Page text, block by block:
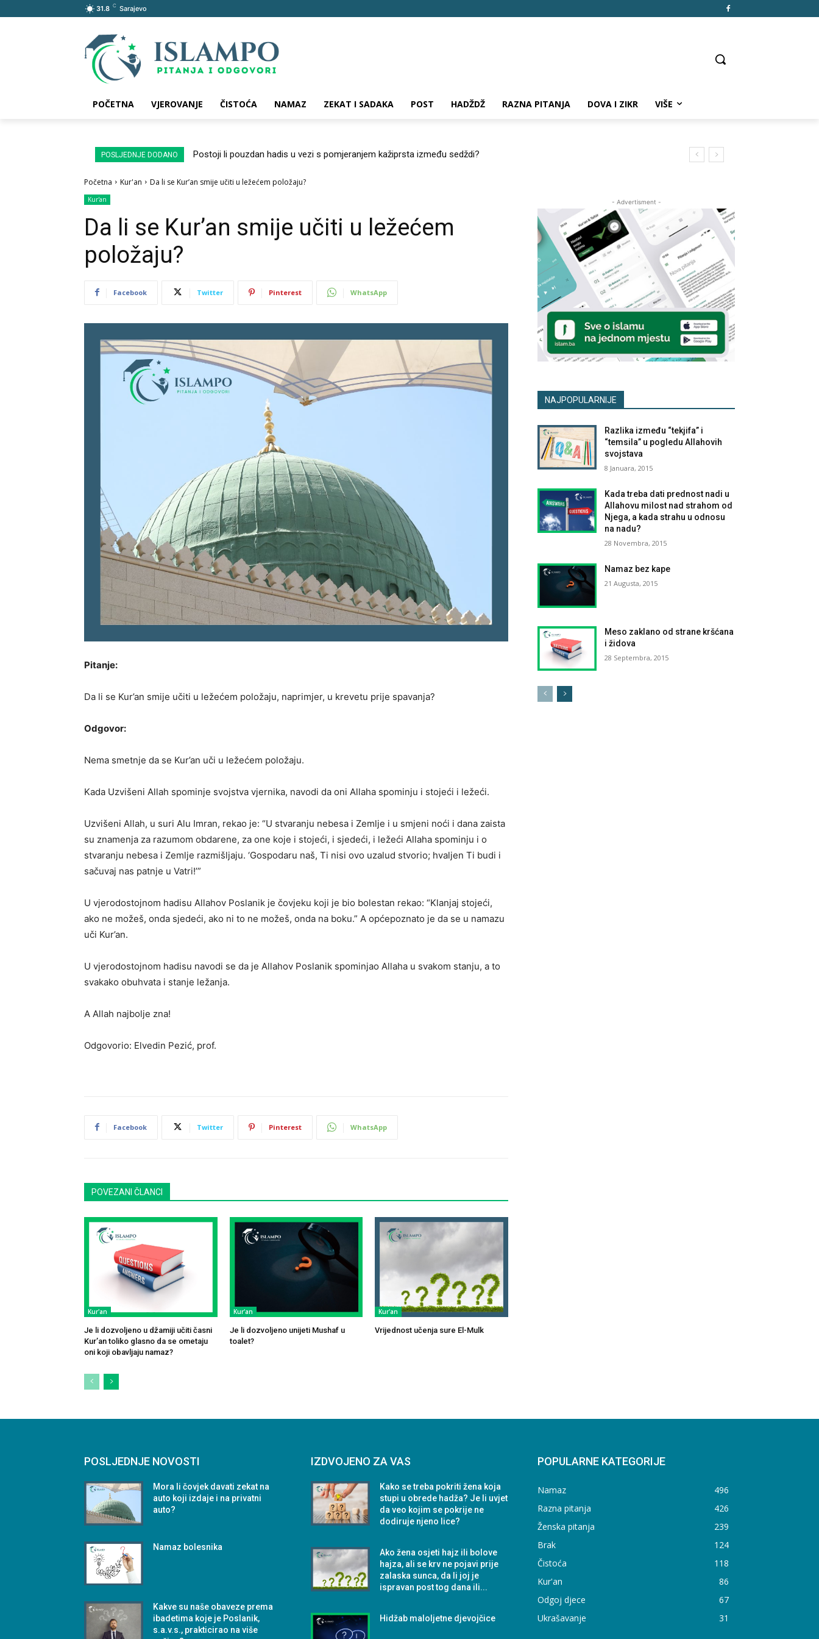
31.8 C Sarajevo
POČETNA VJEROVANJE ČISTOĆA NAMAZ ZEKAT I SADAKA POST HADŽDŽ RAZNA PITANJA DOVA I ZIKR VIŠE
POSLJEDNJE DODANO Postoji li pouzdan hadis u vezi s pomjeranjem kažiprsta između sedždi?
Početna Kur'an Da li se Kur’an smije učiti u ležećem položaju?
Kur'an
Da li se Kur’an smije učiti u ležećem
položaju?
Facebook Twitter Pinterest WhatsApp
Pitanje:
Da li se Kur’an smije učiti u ležećem položaju, naprimjer, u krevetu prije spavanja?
Odgovor:
Nema smetnje da se Kur’an uči u ležećem položaju.
Kada Uzvišeni Allah spominje svojstva vjernika, navodi da oni Allaha spominju i stojeći i ležeći.
Uzvišeni Allah, u suri Alu Imran, rekao je: “U stvaranju nebesa i Zemlje i u smjeni noći i dana zaista
su znamenja za razumom obdarene, za one koje i stojeći, i sjedeći, i ležeći Allaha spominju i o
stvaranju nebesa i Zemlje razmišljaju. ‘Gospodaru naš, Ti nisi ovo uzalud stvorio; hvaljen Ti budi i
sačuvaj nas patnje u Vatri!’”
U vjerodostojnom hadisu Allahov Poslanik je čovjeku koji je bio bolestan rekao: “Klanjaj stojeći,
ako ne možeš, onda sjedeći, ako ni to ne možeš, onda na boku.” A općepoznato je da se u namazu
uči Kur’an.
U vjerodostojnom hadisu navodi se da je Allahov Poslanik spominjao Allaha u svakom stanju, a to
svakako obuhvata i stanje ležanja.
A Allah najbolje zna!
Odgovorio: Elvedin Pezić, prof.
Facebook Twitter Pinterest WhatsApp
POVEZANI ČLANCI
Kur'an
Je li dozvoljeno u džamiji učiti časni
Kur’an toliko glasno da se ometaju
oni koji obavljaju namaz?
Kur'an
Je li dozvoljeno unijeti Mushaf u
toalet?
Kur'an
Vrijednost učenja sure El-Mulk
- Advertisment -
NAJPOPULARNIJE
Razlika između “tekjifa” i
“temsila” u pogledu Allahovih
svojstava
8 Januara, 2015
Kada treba dati prednost nadi u
Allahovu milost nad strahom od
Njega, a kada strahu u odnosu
na nadu?
28 Novembra, 2015
Namaz bez kape
21 Augusta, 2015
Meso zaklano od strane kršćana
i židova
28 Septembra, 2015
POSLJEDNJE NOVOSTI
Mora li čovjek davati zekat na
auto koji izdaje i na privatni
auto?
Namaz bolesnika
Kakve su naše obaveze prema
ibadetima koje je Poslanik,
s.a.v.s., prakticirao na više
IZDVOJENO ZA VAS
Kako se treba pokriti žena koja
stupi u obrede hadža? Je li uvjet
da veo kojim se pokrije ne
dodiruje njeno lice?
Ako žena osjeti hajz ili bolove
hajza, ali se krv ne pojavi prije
zalaska sunca, da li joj je
ispravan post tog dana ili...
Hidžab maloljetne djevojčice
POPULARNE KATEGORIJE
Namaz
496
Razna pitanja
426
Ženska pitanja
239
Brak
124
Čistoća
118
Kur'an
86
Odgoj djece
67
Ukrašavanje
31